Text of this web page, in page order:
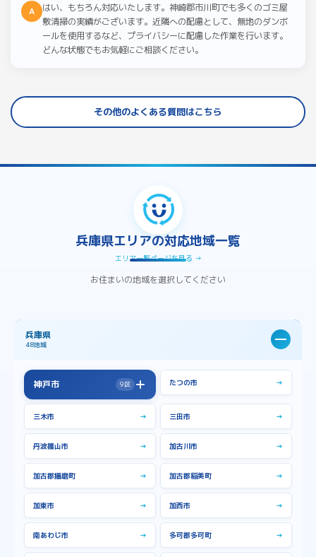
A
はい、もちろん対応いたします。神崎郡市川町でも多くのゴミ屋
敷清掃の実績がございます。近隣への配慮として、無地のダンボ
ールを使用するなど、プライバシーに配慮した作業を行います。
どんな状態でもお気軽にご相談ください。
その他のよくある質問はこちら
兵庫県エリアの対応地域一覧
エリア一覧ページを見る →
お住まいの地域を選択してください
兵庫県
48地域
神戸市 9区
神戸市全域
中央区
北区 → 垂水区 →
東灘区 → 灘区 →
須磨区
たつの市 →
三木市 → 三田市 →
丹波篠山市 → 加古川市 →
加古郡播磨町 → 加古郡稲美町 →
加東市 → 加西市 →
南あわじ市 → 多可郡多可町 →